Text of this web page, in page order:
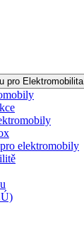
pro Elektromobilita
elektromobily